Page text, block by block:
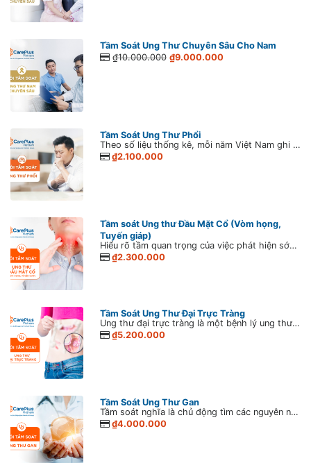
Tầm Soát Ung Thư Chuyên Sâu Cho Nam
₫10.000.000 ₫9.000.000
Tầm Soát Ung Thư Phổi
Theo số liệu thống kê, mỗi năm Việt Nam ghi nhận khoảng 26.262 ca mắc mới ung thư phổi, với số ca tử vong lên đến 23.797 trường hợp. Tại Việt Nam ung thư phổi là một trong những bệnh lý ác tính có số lượng người mắc và tỷ lệ tử vong hàng đầu trong các bệnh ung thư thường gặp ở cả hai giới, chỉ sau ung thư gan. Đáng chú ý, theo thống kê ung thư toàn cầu GLOBOCAN, năm 2020 ở nước ta hơn 90% các trường hợp mắc ung thư phổi có liên quan đến việc hút thuốc lá.
₫2.100.000
Tầm soát Ung thư Đầu Mặt Cổ (Vòm họng,
Tuyến giáp)
Hiểu rõ tầm quan trọng của việc phát hiện sớm để đảm bảo việc điều trị hiệu quả, CarePlus đã xây dựng gói Tầm soát Ung thư Đầu Mặt Cổ (Vòm họng, Tuyến giáp) nhằm đánh giá toàn diện về vùng đầu mặt và cổ của bạn. Với đội ngũ bác sĩ chuyên khoa giàu kinh nghiệm cùng các kĩ thuật xét nghiệm tiên tiến, gói Tầm soát ung thư đầu mặt cổ giúp phát hiện các nguy cơ ung thư ở giai đoạn sớm nhất, cho phép can thiệp kịp thời.
₫2.300.000
Tầm Soát Ung Thư Đại Trực Tràng
Ung thư đại trực tràng là một bệnh lý ung thư đường tiêu hóa rất phổ biến. Ở nam giới ung thư đại trực tràng có mức độ phổ biến chỉ sau ung thư phổi và ung thư tiền liệt tuyến, ở nữ giới ung thư đại trực tràng có mức độ phổ biến chỉ đứng sau ung thư vú. Ung thư đại trực tràng là bệnh nguy hiểm nhưng có thể chữa trị khỏi nếu được phát hiện và điều trị sớm. Chính vì vậy, tầm soát ung thư đại trực tràng định kỳ là một việc làm cần thiết để đảm bảo sức của mỗi chúng ta. Trong xã hội hiện đại ngày nay, do ung thư đại trực tràng có liên quan chặt chẽ với chế độ ăn uống, sinh hoạt nên tỷ lệ mắc bệnh ngày càng gia tăng
₫5.200.000
Tầm Soát Ung Thư Gan
Tầm soát nghĩa là chủ động tìm các nguyên nhân hoặc yếu tố nguy cơ có thể dẫn đến ung thư ở những người chưa hoặc không có bất kì triệu chứng nào. Việc tiếp cận chủ động này có vai trò quan trọng trong phát hiện ung thư ở giai đoạn sớm, giúp tối ưu hóa quá trình điều trị.
₫4.000.000